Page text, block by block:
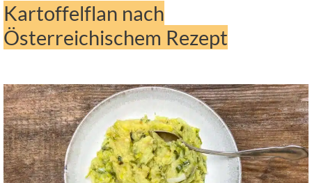
Kartoffelflan nach
Österreichischem Rezept